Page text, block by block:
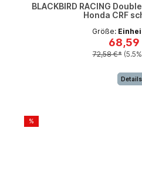
BLACKBIRD RACING
Honda CRF
Größe:
68,59
72,58 €*
Details
%